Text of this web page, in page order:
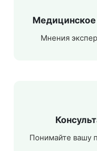
Медицинское
Мнения
Понимайте вашу